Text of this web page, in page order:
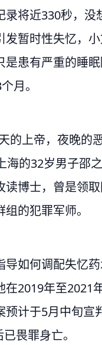
将近330秒，
暂时性失忆，
患有严重的睡
月。
的上帝，夜晚的
的32岁男子邵
博士，曾是领
的犯罪军师。
如何调配失忆
2019年至2021
计于5月中旬
畏罪身亡。